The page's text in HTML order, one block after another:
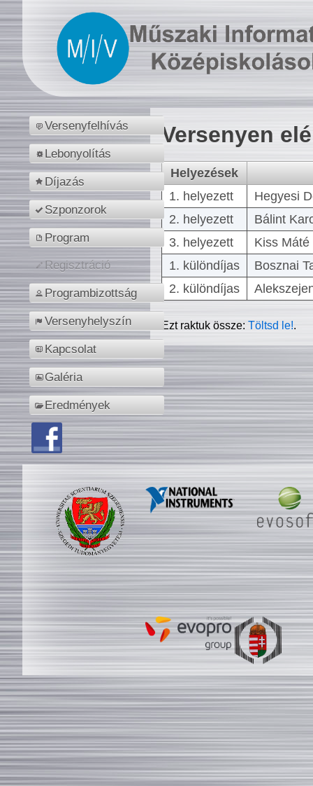
Versenyfelhívás
Lebonyolítás
Díjazás
Szponzorok
Program
Regisztráció
Programbizottság
Versenyhelyszín
Kapcsolat
Galéria
Eredmények
Versenyen
Helyezések
1. helyezett
Hegyesi
2. helyezett
Bálint
3. helyezett
Kiss
1. különdíjas
Bosznai
2. különdíjas
Ezt raktuk össze:Töltsd le!.